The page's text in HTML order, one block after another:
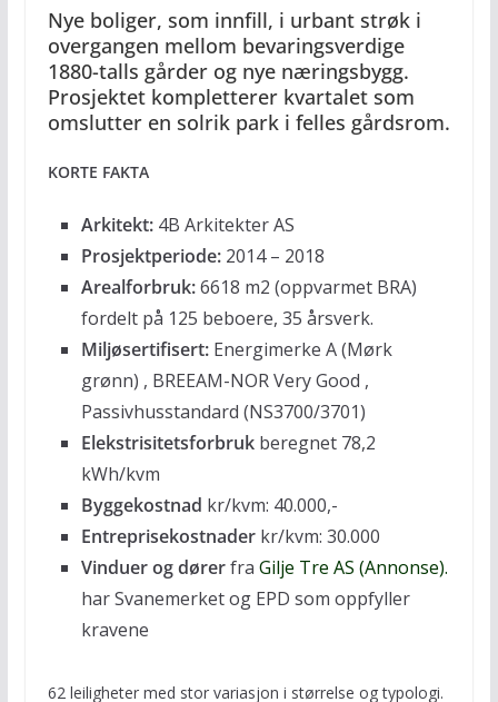
Nye boliger, som innfill, i urbant strøk i
overgangen mellom bevaringsverdige
1880-talls gårder og nye næringsbygg.
Prosjektet kompletterer kvartalet som
omslutter en solrik park i felles gårdsrom.
KORTE FAKTA
Arkitekt: 4B Arkitekter AS
Prosjektperiode: 2014 – 2018
Arealforbruk:6618 m2 (oppvarmet BRA)
fordelt på 125 beboere, 35 årsverk.
Miljøsertifisert: Energimerke A (Mørk
grønn) , BREEAM-NOR Very Good ,
Passivhusstandard (NS3700/3701)
Elekstrisitetsforbrukberegnet 78,2
kWh/kvm
Byggekostnad kr/kvm: 40.000,-
Entreprisekostnaderkr/kvm: 30.000
Vinduer og dørerfra Gilje Tre AS (Annonse).
har Svanemerket og EPD som oppfyller
kravene
62 leiligheter med stor variasjon i størrelse og typologi.